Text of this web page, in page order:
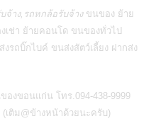
จ้าง,รถหกล้อรับจ้างขนของ ย้าย
เช่า ย้ายคอนโด ขนของทั่วไป
งรถบิ๊กไบค์ ขนส่งสัตว์เลี้ยง ฝากส่ง
องขอนแก่น โทร.094-438-9999
เติม@ข้างหน้าด้วยนะครับ)